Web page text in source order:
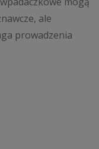
ale
prowadzenia